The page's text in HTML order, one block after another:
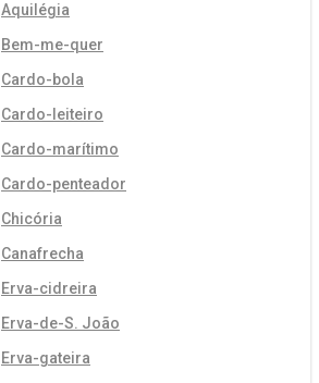
Aquilégia
Bem-me-quer
Cardo-bola
Cardo-leiteiro
Cardo-marítimo
Cardo-penteador
Chicória
Canafrecha
Erva-cidreira
Erva-de-S. João
Erva-gateira